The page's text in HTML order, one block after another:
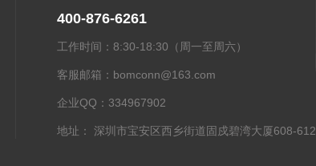
400-876-6261
工作时间：8:30-18:30（周一至周六）
客服邮箱：bomconn@163.com
企业QQ：334967902
地址： 深圳市宝安区西乡街道固戍碧湾大厦608-612
Copyright © 连接器商城